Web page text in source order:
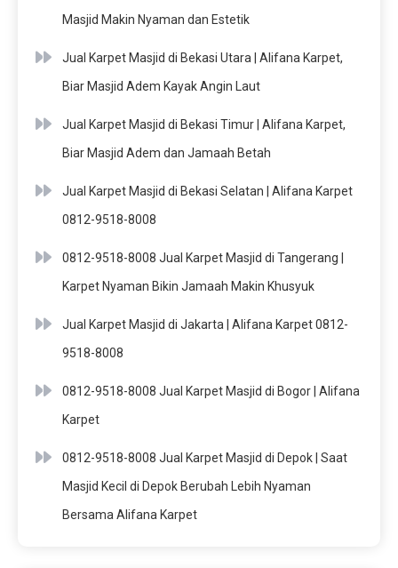
Masjid Makin Nyaman dan Estetik
Jual Karpet Masjid di Bekasi Utara | Alifana Karpet,
Biar Masjid Adem Kayak Angin Laut
Jual Karpet Masjid di Bekasi Timur | Alifana Karpet,
Biar Masjid Adem dan Jamaah Betah
Jual Karpet Masjid di Bekasi Selatan | Alifana Karpet
0812-9518-8008
0812-9518-8008 Jual Karpet Masjid di Tangerang |
Karpet Nyaman Bikin Jamaah Makin Khusyuk
Jual Karpet Masjid di Jakarta | Alifana Karpet 0812-
9518-8008
0812-9518-8008 Jual Karpet Masjid di Bogor | Alifana
Karpet
0812-9518-8008 Jual Karpet Masjid di Depok | Saat
Masjid Kecil di Depok Berubah Lebih Nyaman
Bersama Alifana Karpet